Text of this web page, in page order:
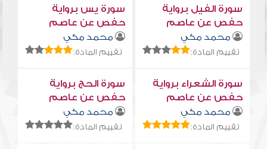
سورة الفيل برواية
حفص عن عاصم
محمد مكي
تقييم المادة:
سورة يس برواية
حفص عن عاصم
محمد مكي
تقييم المادة:
سورة الشعراء برواية
حفص عن عاصم
محمد مكي
تقييم المادة:
سورة الحج برواية
حفص عن عاصم
محمد مكي
تقييم المادة: